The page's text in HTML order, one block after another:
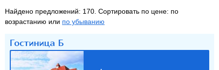
Найдено предложений: 170. Сортировать по цене: по
возрастанию или по убыванию
Гостиница Б